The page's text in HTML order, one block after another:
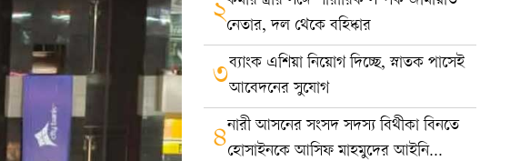
২নেতার, দল থেকে বহিষ্কার
৩ব্যাংক এশিয়া নিয়োগ দিচ্ছে, স্নাতক পাসেই
আবেদনের সুযোগ
৪নারী আসনের সংসদ সদস্য বিথীকা বিনতে
হোসাইনকে আসিফ মাহমুদের আইনি